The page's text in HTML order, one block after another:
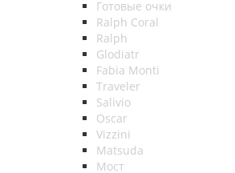
Готовые очки
Ralph Coral
Ralph
Glodiatr
Fabia Monti
Traveler
Salivio
Oscar
Vizzini
Matsuda
Мост